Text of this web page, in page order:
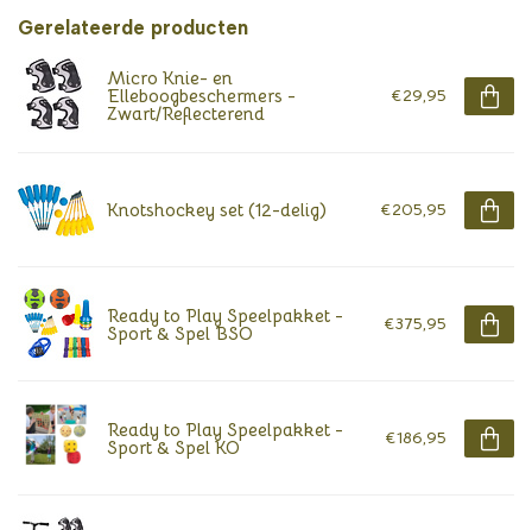
Gerelateerde producten
Micro Knie- en
Elleboogbeschermers -
Zwart/Reflecterend
€29,95
Knotshockey set (12-delig) €205,95
Ready to Play Speelpakket -
Sport & Spel BSO €375,95
Ready to Play Speelpakket -
Sport & Spel KO €186,95